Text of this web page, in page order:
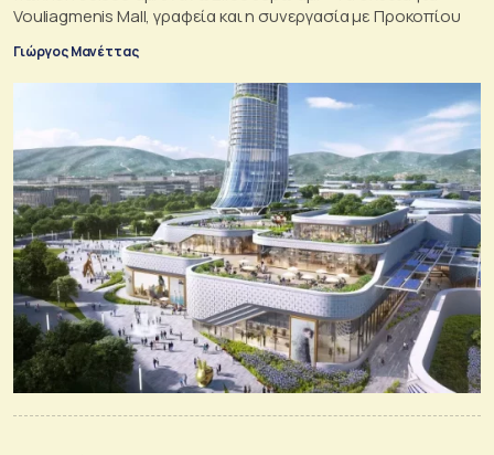
Vouliagmenis Mall, γραφεία και η συνεργασία με Προκοπίου
Γιώργος Μανέττας